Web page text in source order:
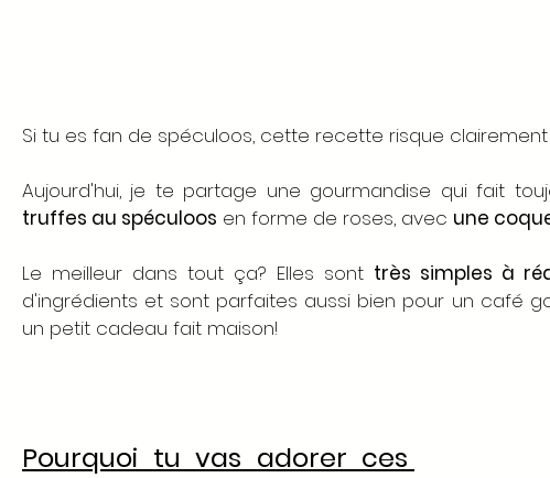
Si tu es fan de spéculoos, cette recette risque
Aujourd'hui, je te partage une gourmandise qui fait
truffes au spéculoos en forme de roses, avec une
Le meilleur dans tout ça? Elles sont très simples à
d'ingrédients et sont parfaites aussi bien pour un café
un petit cadeau fait maison!
Pourquoi tu vas adorer ces